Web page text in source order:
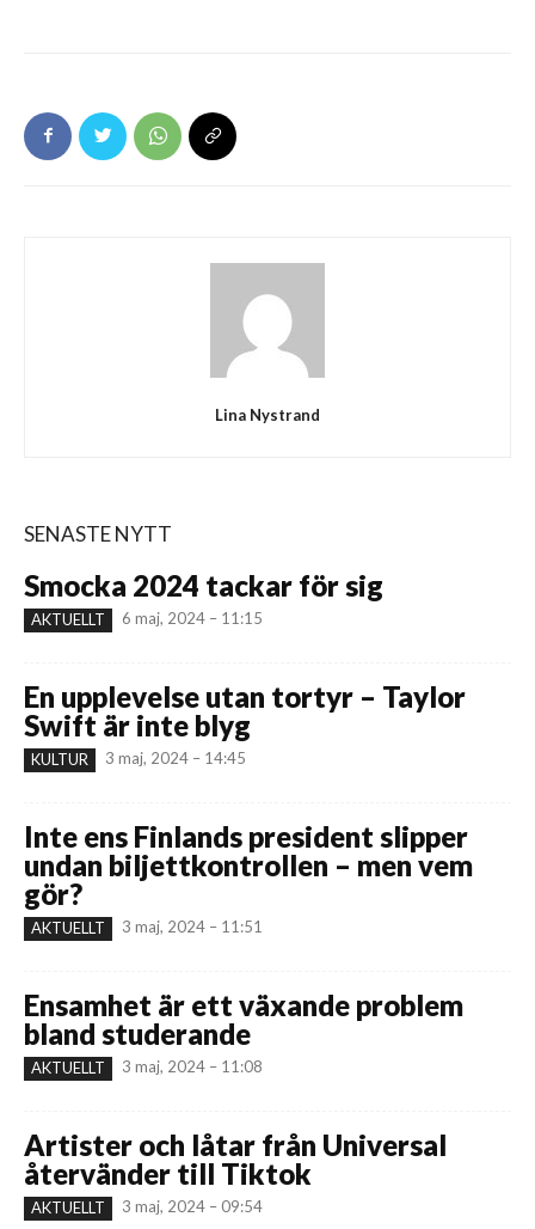
Lina Nystrand
SENASTE NYTT
Smocka 2024 tackar för sig
AKTUELLT 6 maj, 2024 – 11:15
En upplevelse utan tortyr – Taylor
Swift är inte blyg
KULTUR 3 maj, 2024 – 14:45
Inte ens Finlands president slipper
undan biljettkontrollen – men vem
gör?
AKTUELLT 3 maj, 2024 – 11:51
Ensamhet är ett växande problem
bland studerande
AKTUELLT 3 maj, 2024 – 11:08
Artister och låtar från Universal
återvänder till Tiktok
AKTUELLT 3 maj, 2024 – 09:54